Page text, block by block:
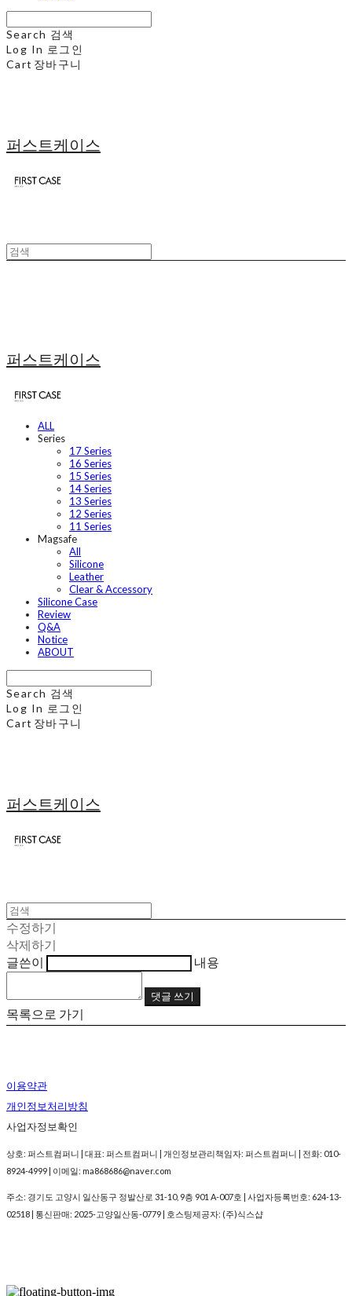
Search 검색
Log In 로그인
Cart 장바구니
퍼스트케이스
퍼스트케이스
ALL
Series
17 Series
16 Series
15 Series
14 Series
13 Series
12 Series
11 Series
Magsafe
All
Silicone
Leather
Clear & Accessory
Silicone Case
Review
Q&A
Notice
ABOUT
Search 검색
Log In 로그인
Cart 장바구니
퍼스트케이스
수정하기
삭제하기
글쓴이
내용
댓글 쓰기
목록으로 가기
이용약관
개인정보처리방침
사업자정보확인
상호: 퍼스트컴퍼니 | 대표: 퍼스트컴퍼니 | 개인정보관리책임자: 퍼스트컴퍼니 | 전화: 010-
8924-4999 | 이메일: ma868686@naver.com
주소: 경기도 고양시 일산동구 정발산로 31-10, 9층 901 A-007호 | 사업자등록번호: 624-13-
02518 | 통신판매: 2025-고양일산동-0779 | 호스팅제공자: (주)식스샵